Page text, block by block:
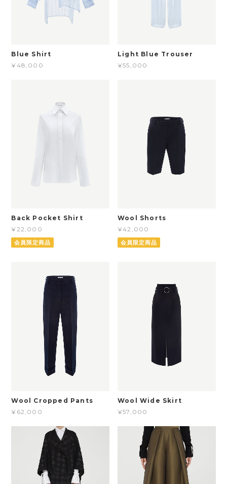
Blue Shirt
¥48,000
Light Blue Trouser
¥55,000
Back Pocket Shirt
¥22,000
会員限定商品
Wool Shorts
¥42,000
会員限定商品
Wool Cropped Pants
¥62,000
Wool Wide Skirt
¥57,000